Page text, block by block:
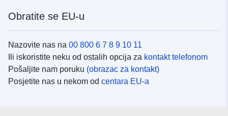
Obratite se EU-u
Nazovite nas na 00 800 6 7 8 9 10 11
Ili iskoristite neku od ostalih opcija za kontakt telefonom
Pošaljite nam poruku (obrazac za kontakt)
Posjetite nas u nekom od centara EU-a